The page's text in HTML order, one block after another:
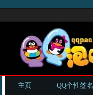
主页 QQ个性签名